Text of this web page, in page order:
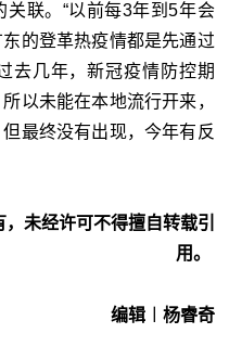
联。“以前每3年到5年会
的登革热疫情都是先通过
去几年，新冠疫情防控期
以未能在本地流行开来，
最终没有出现，今年有反
未经许可不得擅自转载引
用。
编辑︱杨睿奇